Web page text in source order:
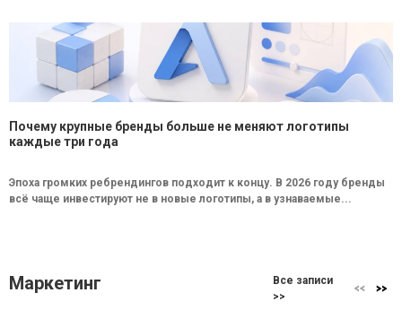
Почему крупные бренды больше не меняют логотипы
каждые три года
Эпоха громких ребрендингов подходит к концу. В 2026 году бренды
всё чаще инвестируют не в новые логотипы, а в узнаваемые...
Маркетинг
Все записи
>>